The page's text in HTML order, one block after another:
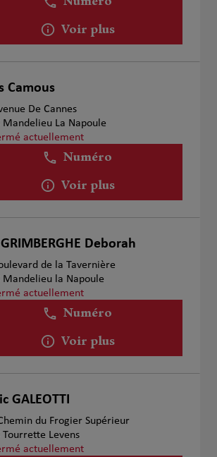
Voir plus
Camous
De Cannes
Mandelieu La Napoule
actuellement
Numéro
Voir plus
Deborah
de la Tavernière
Mandelieu la Napoule
actuellement
Numéro
Voir plus
GALEOTTI
du Frogier Supérieur
Tourrette Levens
actuellement